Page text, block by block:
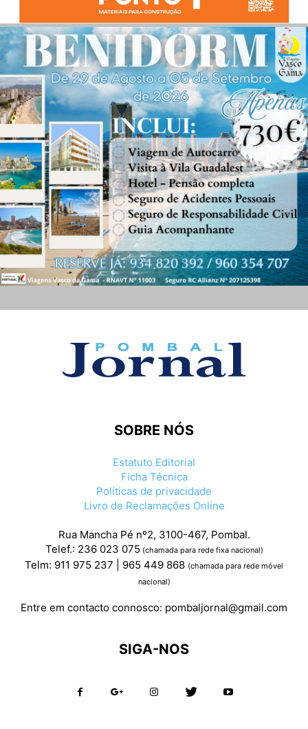
SOBRE NÓS
Estatuto Editorial
Ficha Técnica
Políticas de privacidade
Livro de Reclamações Online
Rua Mancha Pé nº2, 3100-467, Pombal.
Telef.: 236 023 075 (chamada para rede fixa nacional)
Telm: 911 975 237 | 965 449 868 (chamada para rede móvel
nacional)
Entre em contacto connosco: pombaljornal@gmail.com
SIGA-NOS